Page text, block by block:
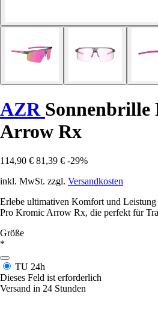
AZR
Arrow Rx
114,90 € 81,39 € -29%
inkl. MwSt. zzgl. Versandkosten
Erlebe ultimativen Komfort und
Pro Kromic Arrow Rx, die perfekt für
Größe
*
TU 24h
Dieses Feld ist erforderlich
Versand in 24 Stunden